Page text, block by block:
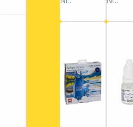
Connect
nd mit
Tür